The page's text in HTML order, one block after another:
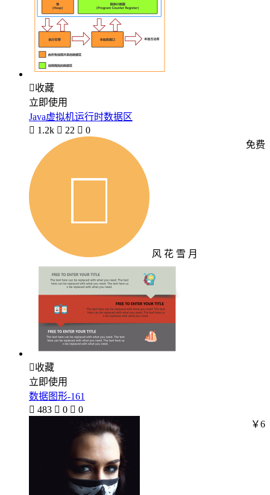
收藏
立即使用
Java虚拟机运行时数据区
 1.2k  22  0
风 花 雪 月
免费
收藏
立即使用
数据图形-161
 483  0  0
￥6